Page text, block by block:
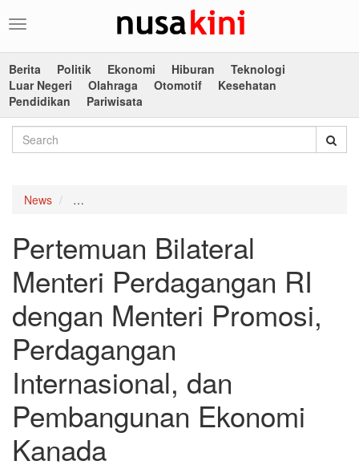
Toggle
Berita
Politik Ekonomi Hiburan
Teknologi
Luar Negeri
Olahraga Otomotif
Kesehatan
Pendidikan
Pariwisata
News
Pertemuan Bilateral
Menteri Perdagangan RI
dengan Menteri Promosi,
Perdagangan
Internasional, dan
Pembangunan Ekonomi
Kanada